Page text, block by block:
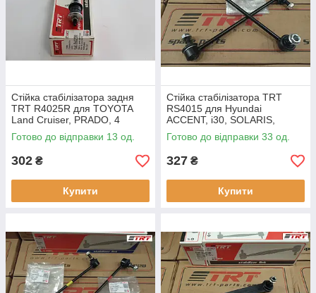
Стійка стабілізатора задня
TRT R4025R для TOYOTA
Land Cruiser, PRADO, 4
RUNNER, LEXUS GX470
Готово до відправки 13 од.
302 ₴
Купити
Стійка стабілізатора TRT
RS4015 для Hyundai
ACCENT, i30, SOLARIS,
ELANTRA, VELOSTER, KIA
CEED, CERATO, FORTE,
Готово до відправки 33 од.
327 ₴
Купити